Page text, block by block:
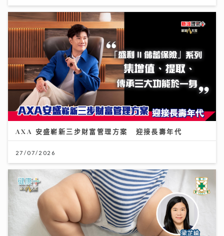
AXA 安盛嶄新三步財富管理方案 迎接長壽年代
27/07/2026